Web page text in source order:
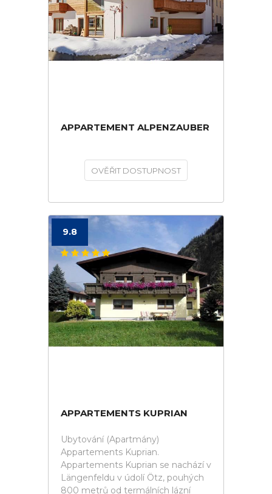
APPARTEMENT ALPENZAUBER
OVĚŘIT DOSTUPNOST
9.8
APPARTEMENTS KUPRIAN
Ubytování (Apartmány)
Appartements Kuprian.
Appartements Kuprian se nachází v
Längenfeldu v údolí Ötz, pouhých
800 metrů od termálních lázní